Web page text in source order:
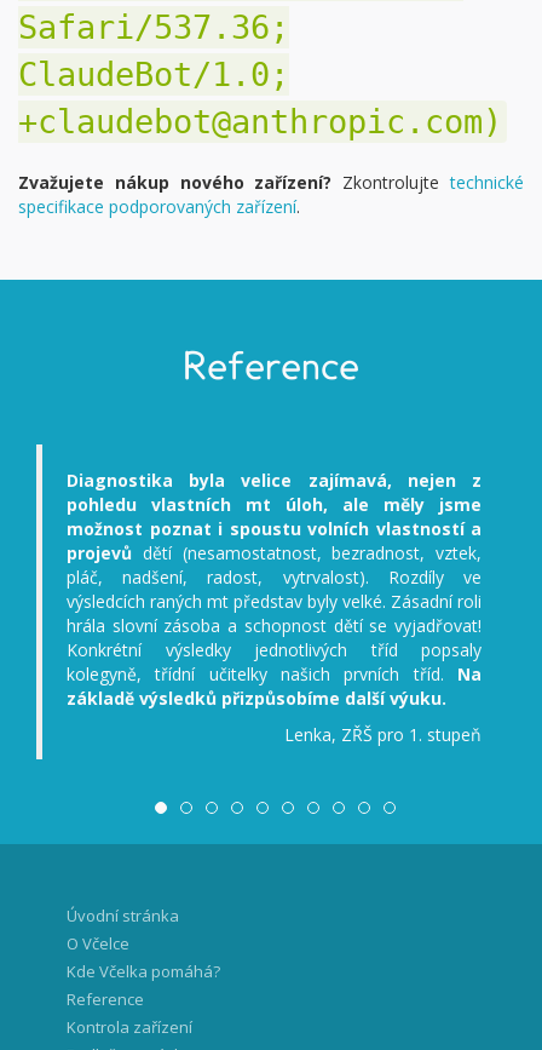
Safari/537.36;
ClaudeBot/1.0;
+claudebot@anthropic.com)
Zvažujete nákup nového zařízení? Zkontrolujtetechnické
specifikace podporovaných zařízení.
Reference
Diagnostika byla velice zajímavá, nejen z
pohledu vlastních mt úloh, ale měly jsme
možnost poznat i spoustu volních vlastností a
projevů dětí (nesamostatnost, bezradnost, vztek,
pláč, nadšení, radost, vytrvalost). Rozdíly ve
výsledcích raných mt představ byly velké. Zásadní roli
hrála slovní zásoba a schopnost dětí se vyjadřovat!
Konkrétní výsledky jednotlivých tříd popsaly
kolegyně, třídní učitelky našich prvních tříd. Na
základě výsledků přizpůsobíme další výuku.
Lenka, ZŘŠ pro 1. stupeň
Úvodní stránka
O Včelce
Kde Včelka pomáhá?
Reference
Kontrola zařízení